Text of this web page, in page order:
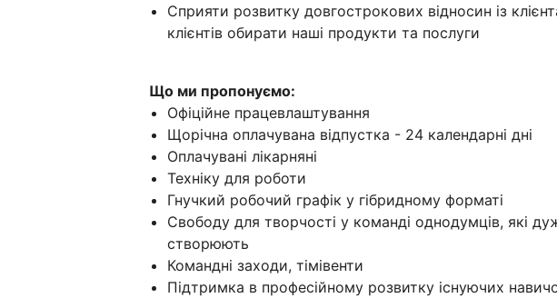
Сприяти розвитку довгострокових відносин із
клієнтів обирати наші продукти та послуги
Що ми пропонуємо:
Офіційне працевлаштування
Щорічна оплачувана відпустка - 24 календарні дні
Оплачувані лікарняні
Техніку для роботи
Гнучкий робочий графік у гібридному форматі
Свободу для творчості у команді однодумців, які
створюють
Командні заходи, тiмівенти
Підтримка в професійному розвитку існуючих